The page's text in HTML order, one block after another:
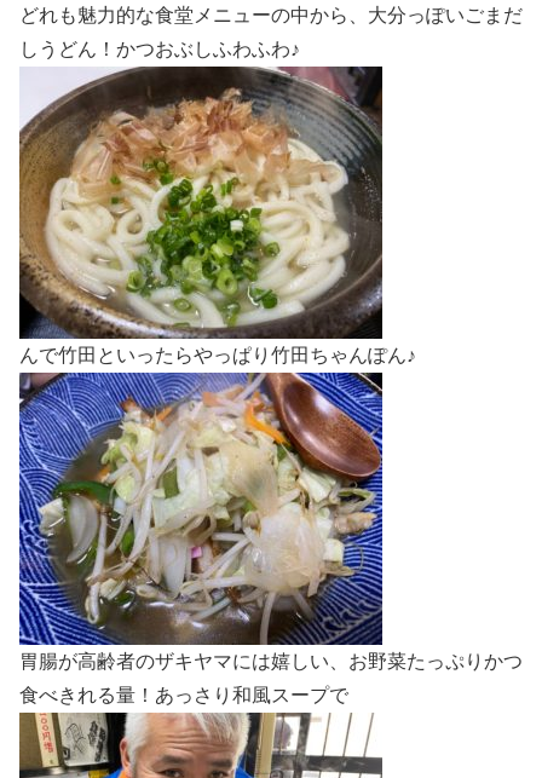
どれも魅力的な食堂メニューの中から、大分っぽいごまだ
しうどん！かつおぶしふわふわ♪
んで竹田といったらやっぱり竹田ちゃんぽん♪
胃腸が高齢者のザキヤマには嬉しい、お野菜たっぷりかつ
食べきれる量！あっさり和風スープで